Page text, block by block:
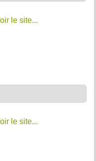
le site...
le site...